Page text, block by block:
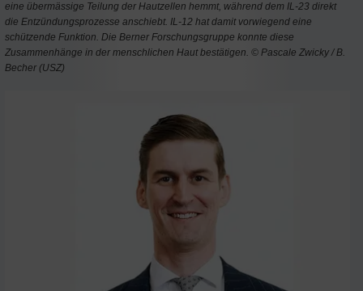
eine übermässige Teilung der Hautzellen hemmt, während dem IL-23 direkt
die Entzündungsprozesse anschiebt. IL-12 hat damit vorwiegend eine
schützende Funktion. Die Berner Forschungsgruppe konnte diese
Zusammenhänge in der menschlichen Haut bestätigen. © Pascale Zwicky / B.
Becher (USZ)